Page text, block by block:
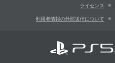
ライセンス
利用者情報の外部送信について